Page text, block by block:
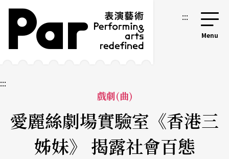
跳到主要內容區塊
網站導覽 :::
:::
戲劇(曲)
愛麗絲劇場實驗室《香港三
姊妹》 揭露社會百態